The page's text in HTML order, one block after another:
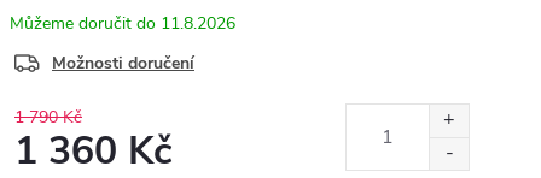
11.8.2026
Možnosti doručení
1 790 Kč
1 360 Kč